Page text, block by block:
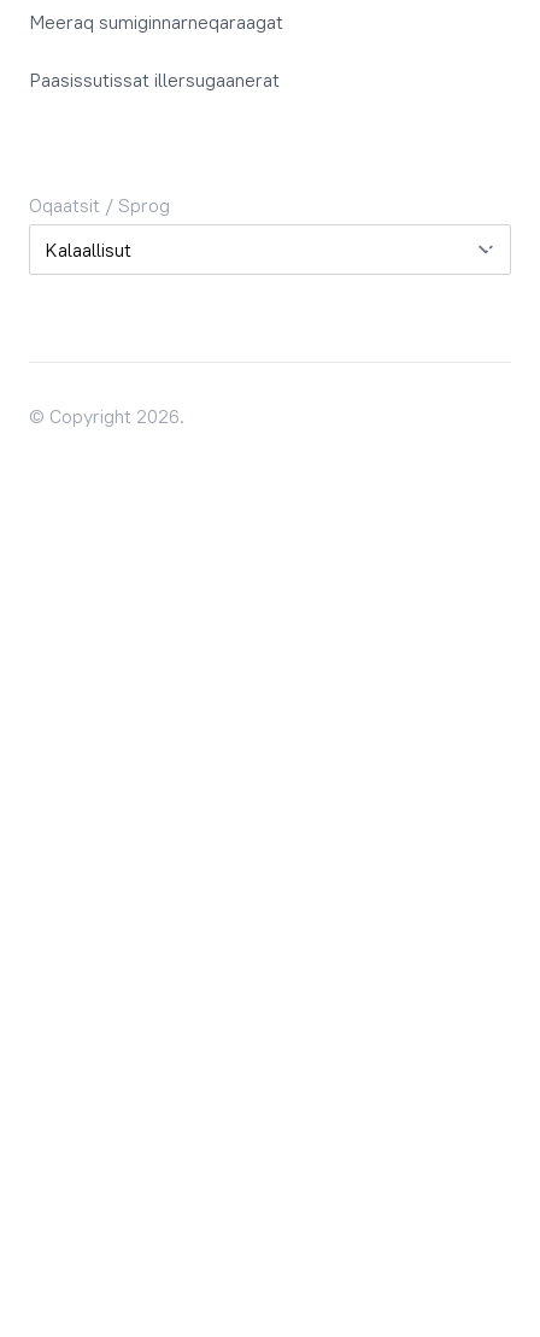
Meeraq sumiginnarneqaraagat
Paasissutissat illersugaanerat
Oqaatsit / Sprog
Oqaatsit / Sprog
© Copyright 2026.